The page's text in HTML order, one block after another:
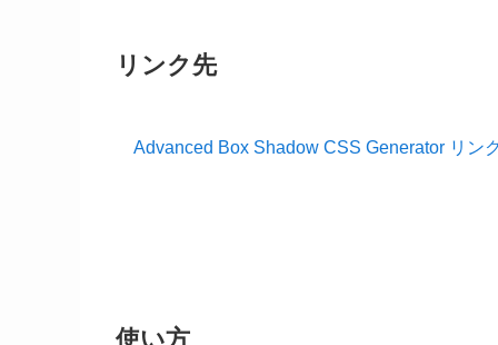
リンク先
Advanced Box Shadow CSS Generator リン
使い方